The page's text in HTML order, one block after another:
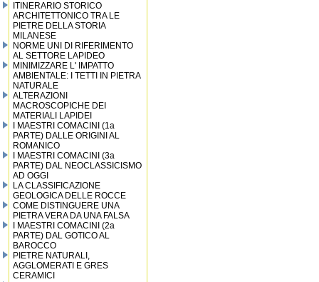
ITINERARIO STORICO
ARCHITETTONICO TRA LE
PIETRE DELLA STORIA
MILANESE
NORME UNI DI RIFERIMENTO
AL SETTORE LAPIDEO
MINIMIZZARE L' IMPATTO
AMBIENTALE: I TETTI IN PIETRA
NATURALE
ALTERAZIONI
MACROSCOPICHE DEI
MATERIALI LAPIDEI
I MAESTRI COMACINI (1a
PARTE) DALLE ORIGINI AL
ROMANICO
I MAESTRI COMACINI (3a
PARTE) DAL NEOCLASSICISMO
AD OGGI
LA CLASSIFICAZIONE
GEOLOGICA DELLE ROCCE
COME DISTINGUERE UNA
PIETRA VERA DA UNA FALSA
I MAESTRI COMACINI (2a
PARTE) DAL GOTICO AL
BAROCCO
PIETRE NATURALI,
AGGLOMERATI E GRES
CERAMICI